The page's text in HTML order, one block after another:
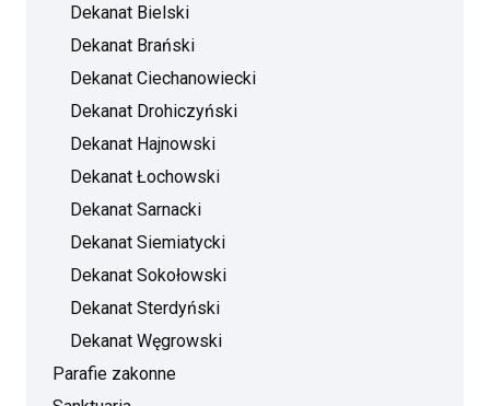
Dekanat Bielski
Dekanat Brański
Dekanat Ciechanowiecki
Dekanat Drohiczyński
Dekanat Hajnowski
Dekanat Łochowski
Dekanat Sarnacki
Dekanat Siemiatycki
Dekanat Sokołowski
Dekanat Sterdyński
Dekanat Węgrowski
Parafie zakonne